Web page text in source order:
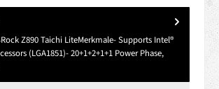
Z890 Taichi LiteMerkmale- Supports Intel®
(LGA1851)- 20+1+2+1+1 Power Phase,